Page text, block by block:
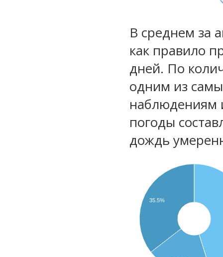
В среднем за
как правило
дней. По
одним из
наблюдениям
погоды
дождь
35.5%